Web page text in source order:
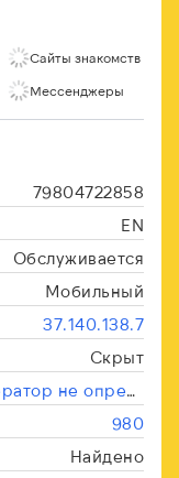
Сайты знакомств
Мессенджеры
79804722858
EN
Обслуживается
Мобильный
37.140.138.7
Скрыт
Оператор не определён
980
Найдено